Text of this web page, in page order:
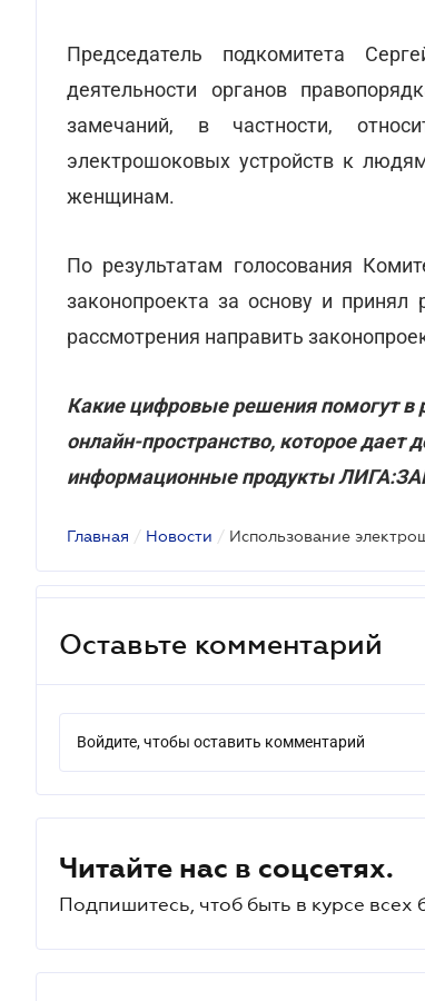
Председатель подкомитета
деятельности органов
замечаний, в частности,
электрошоковых устройств к
женщинам.
По результатам голосования
законопроекта за основу и
рассмотрения направить
Какие цифровые решения помогут в
онлайн-пространство, которое
информационные продукты
Главная / Новости /
Оставьте комментарий
Войдите, чтобы оставить комментарий
Читайте нас в соцсетях.
Подпишитесь, чтоб быть в курсе всех